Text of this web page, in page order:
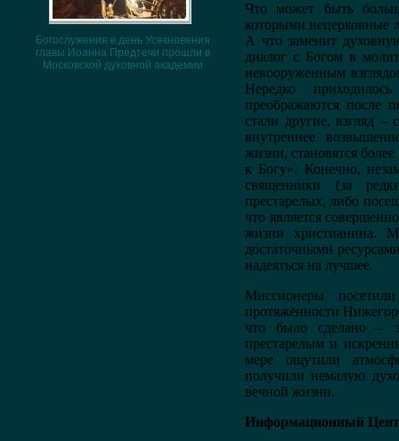
Богослужения в день Усекновения
главы Иоанна Предтечи прошли в
Московской духовной академии
Что может быть
которыми нецерковные
А что заменит
диалог с Богом в
невооруженным
Нередко
преображаются после
стали другие, взгляд –
внутреннее
жизни, становятся
к Богу». Конечно,
священники (за
престарелых, либо
что является
жизни христианина.
достаточными
надеяться на лучшее.
Миссионеры
протяжённости
что было сделано –
престарелым и
мере ощутили
получили немалую
вечной жизни.
Информационный